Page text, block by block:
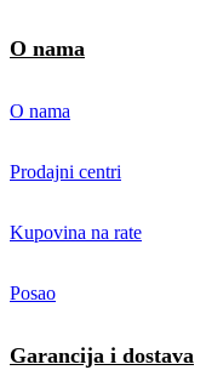
O nama
O nama
Prodajni centri
Kupovina na rate
Posao
Garancija i dostava